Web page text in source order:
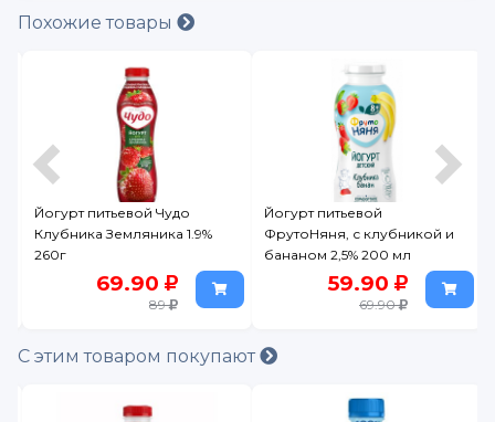
Похожие товары
Чудо
1.9%
Йогурт питьевой
ФрутоНяня, с клубникой и
бананом 2,5% 200 мл
59.90
Ягодное
260г
С этим товаром покупают